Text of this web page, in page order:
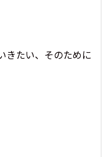
きたい、そのために